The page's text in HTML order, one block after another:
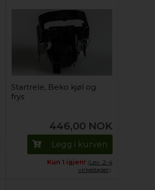
Startrele, Beko kjøl og
frys
446,00 NOK
Legg i kurven
Kun 1 igjen! (Lev. 2-4
virkedager).